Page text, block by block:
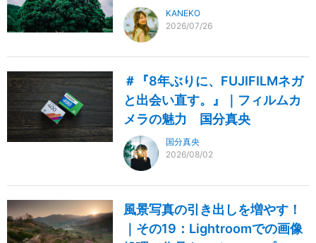
KANEKO
2026/07/26
＃『8年ぶりに、FUJIFILMネガ
と出会い直す。』｜フィルムカ
メラの魅力 国分真央
国分真央
2026/08/02
風景写真の引き出しを増やす！
｜その19：Lightroomでの画像